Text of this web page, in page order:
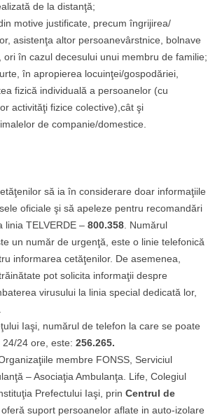
de la distanţă;
motive justificate, precum îngrijirea/
asistenţa altor persoanevârstnice, bolnave
ori în cazul decesului unui membru de familie;
în apropierea locuinţei/gospodăriei,
fizică individuală a persoanelor (cu
activităţi fizice colective),cât şi
de companie/domestice.
să ia în considerare doar informaţiile
oficiale şi să apeleze pentru recomandări
linia TELVERDE – 800.358 . Numărul
un număr de urgenţă, este o linie telefonică
informarea cetăţenilor. De asemenea,
pot solicita informaţii despre
virusului la linia special dedicată lor,
Iaşi, numărul de telefon la care se poate
24 ore, este: 256.265.
membre FONSS, Serviciul
– Asociaţia Ambulanţa. Life, Colegiul
Prefectului Iaşi, prin Centrul de
oferă suport persoanelor aflate in auto-izolare